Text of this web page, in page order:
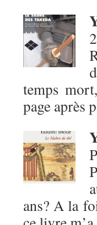
temps
page après
ans? A la